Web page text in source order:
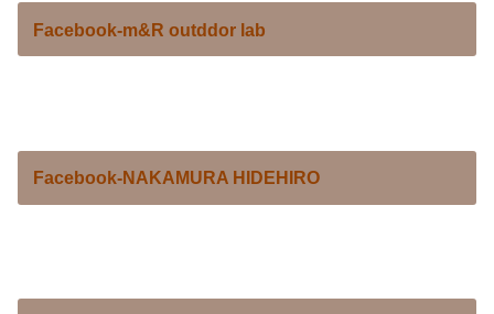
Facebook-m&R outddor lab
Facebook-NAKAMURA HIDEHIRO